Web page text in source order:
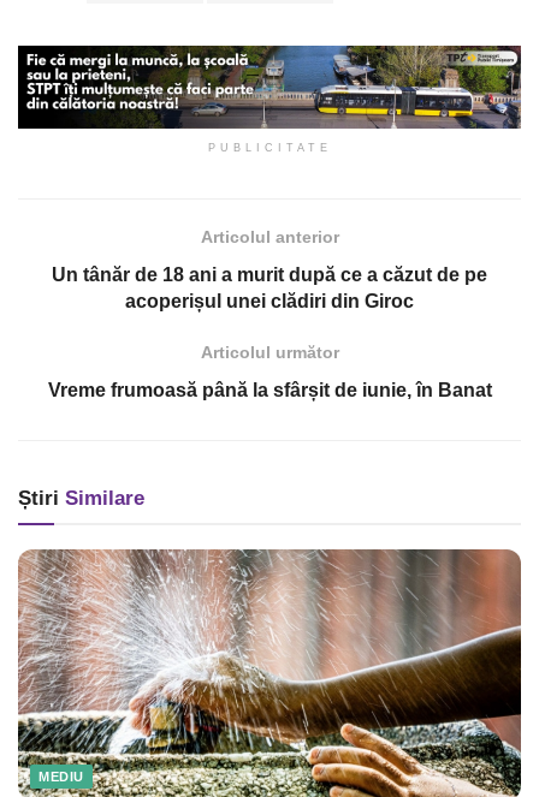
PUBLICITATE
Articolul anterior
Un tânăr de 18 ani a murit după ce a căzut de pe
acoperișul unei clădiri din Giroc
Articolul următor
Vreme frumoasă până la sfârșit de iunie, în Banat
Știri Similare
MEDIU